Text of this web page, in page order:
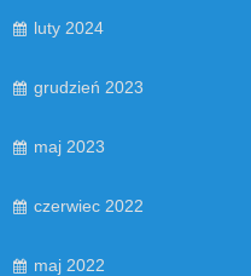
luty 2024
grudzień 2023
maj 2023
czerwiec 2022
maj 2022